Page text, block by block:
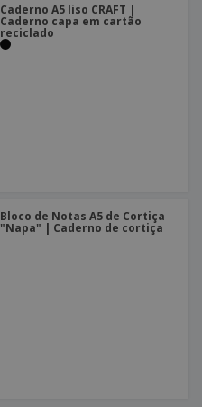
Caderno A5 liso CRAFT |
Caderno capa em cartão
reciclado
Bloco de Notas A5 de Cortiça
"Napa" | Caderno de cortiça